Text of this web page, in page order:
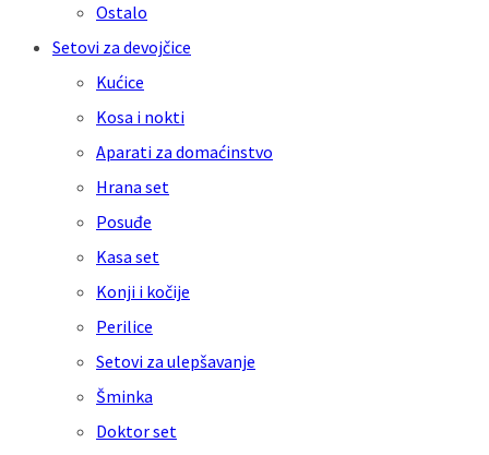
Ostalo
Setovi za devojčice
Kućice
Kosa i nokti
Aparati za domaćinstvo
Hrana set
Posuđe
Kasa set
Konji i kočije
Perilice
Setovi za ulepšavanje
Šminka
Doktor set